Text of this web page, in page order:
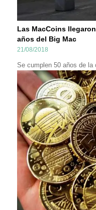
Las MacCoins
años del Big Mac
21/08/2018
Se cumplen 50 años de